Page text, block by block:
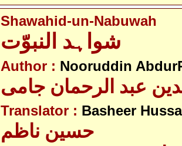
Shawahid-un-Nabuwah
شواہد النبوّت
Author : Nooruddin
عبد الرحمان جامی
Translator : Basheer
حسین ناظم